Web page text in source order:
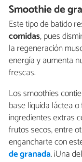
Smoothie de
Este tipo de batido
comidas, pues
la regeneración
energía y aumenta
frescas.
Los smoothies
base liquida láctea
ingredientes extras
frutos secos, entre
engancharte con
de granada.¡Una